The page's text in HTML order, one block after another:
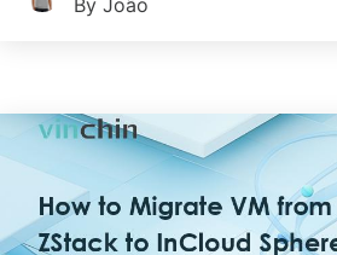
By João